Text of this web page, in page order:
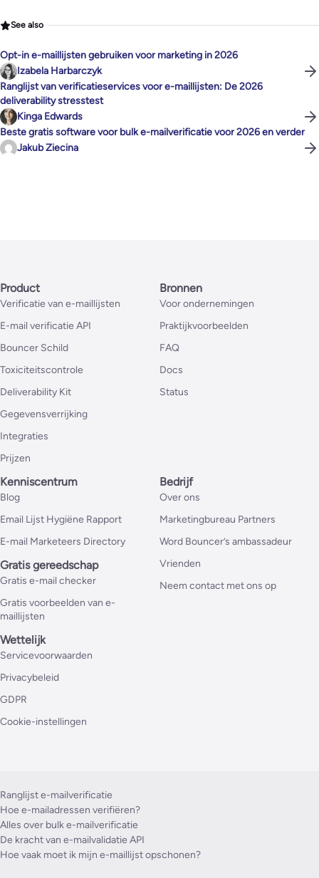
See also
Opt-in e-maillijsten gebruiken voor marketing in 2026
Izabela Harbarczyk
Ranglijst van verificatieservices voor e-maillijsten: De 2026
deliverability stresstest
Kinga Edwards
Beste gratis software voor bulk e-mailverificatie voor 2026 en verder
Jakub Ziecina
Product
Verificatie van e-maillijsten
E-mail verificatie API
Bouncer Schild
Toxiciteitscontrole
Deliverability Kit
Gegevensverrijking
Integraties
Prijzen
Bronnen
Voor ondernemingen
Praktijkvoorbeelden
FAQ
Docs
Status
Kenniscentrum
Blog
Email Lijst Hygiëne Rapport
E-mail Marketeers Directory
Gratis gereedschap
Gratis e-mail checker
Gratis voorbeelden van e-
maillijsten
Bedrijf
Over ons
Marketingbureau Partners
Word Bouncer’s ambassadeur
Vrienden
Neem contact met ons op
Wettelijk
Servicevoorwaarden
Privacybeleid
GDPR
Cookie-instellingen
Ranglijst e-mailverificatie
Hoe e-mailadressen verifiëren?
Alles over bulk e-mailverificatie
De kracht van e-mailvalidatie API
Hoe vaak moet ik mijn e-maillijst opschonen?